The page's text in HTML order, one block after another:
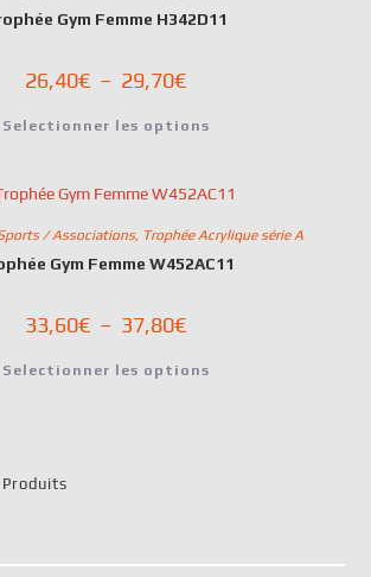
Gym Femme H342D11
26,40€ – 29,70€
Selectionner les options
Sports / Associations, Trophée Acrylique série A
Gym Femme W452AC11
33,60€ – 37,80€
Selectionner les options